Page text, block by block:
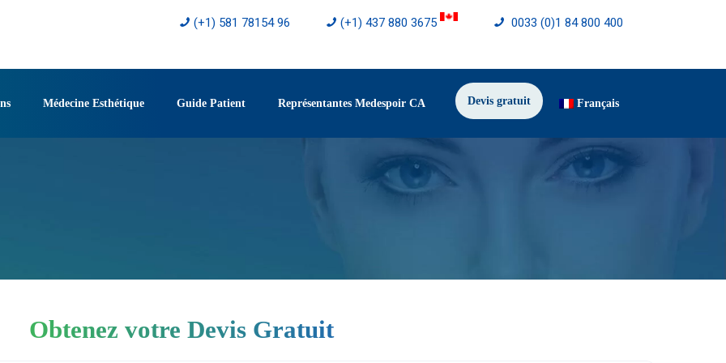
(+1) 581 78154 96 (+1) 437 880 3675 0033 (0)1 84 800 400
Médecine Esthétique Guide Patient Représentantes Medespoir CA Devis gratuit Français
Obtenez votre Devis Gratuit